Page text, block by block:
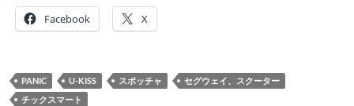
Facebook X
PANIC U-KISS スポッチャ
セグウェイ、スクーター
チックスマート